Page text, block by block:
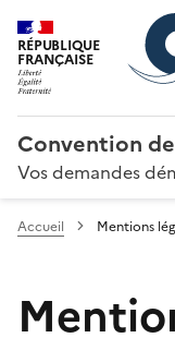
RÉPUBLIQUE
FRANÇAISE
Convention
Vos demandes
Accueil Mentions